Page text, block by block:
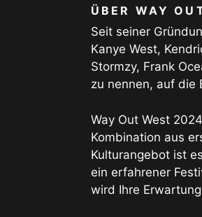
ÜBER WAY
Seit seiner
Kanye West,
Stormzy, Frank
zu nennen, auf die
Way Out West
Kombination aus
Kulturangebot ist
ein erfahrener
wird Ihre